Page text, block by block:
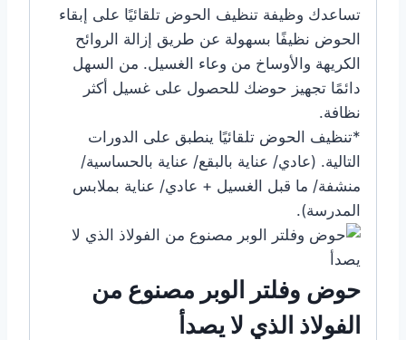
تساعدك وظيفة تنظيف الحوض تلقائيًا على إبقاء
الحوض نظيفًا بسهولة عن طريق إزالة الروائح
الكريهة والأوساخ من وعاء الغسيل. من السهل
دائمًا تجهيز حوضك للحصول على غسيل أكثر
نظافة.
*تنظيف الحوض تلقائيًا ينطبق على الدورات
التالية. (عادي/ عناية بالبقع/ عناية بالحساسية/
منشفة/ ما قبل الغسيل + عادي/ عناية بملابس
المدرسة).
حوض وفلتر الوبر مصنوع من
الفولاذ الذي لا يصدأ